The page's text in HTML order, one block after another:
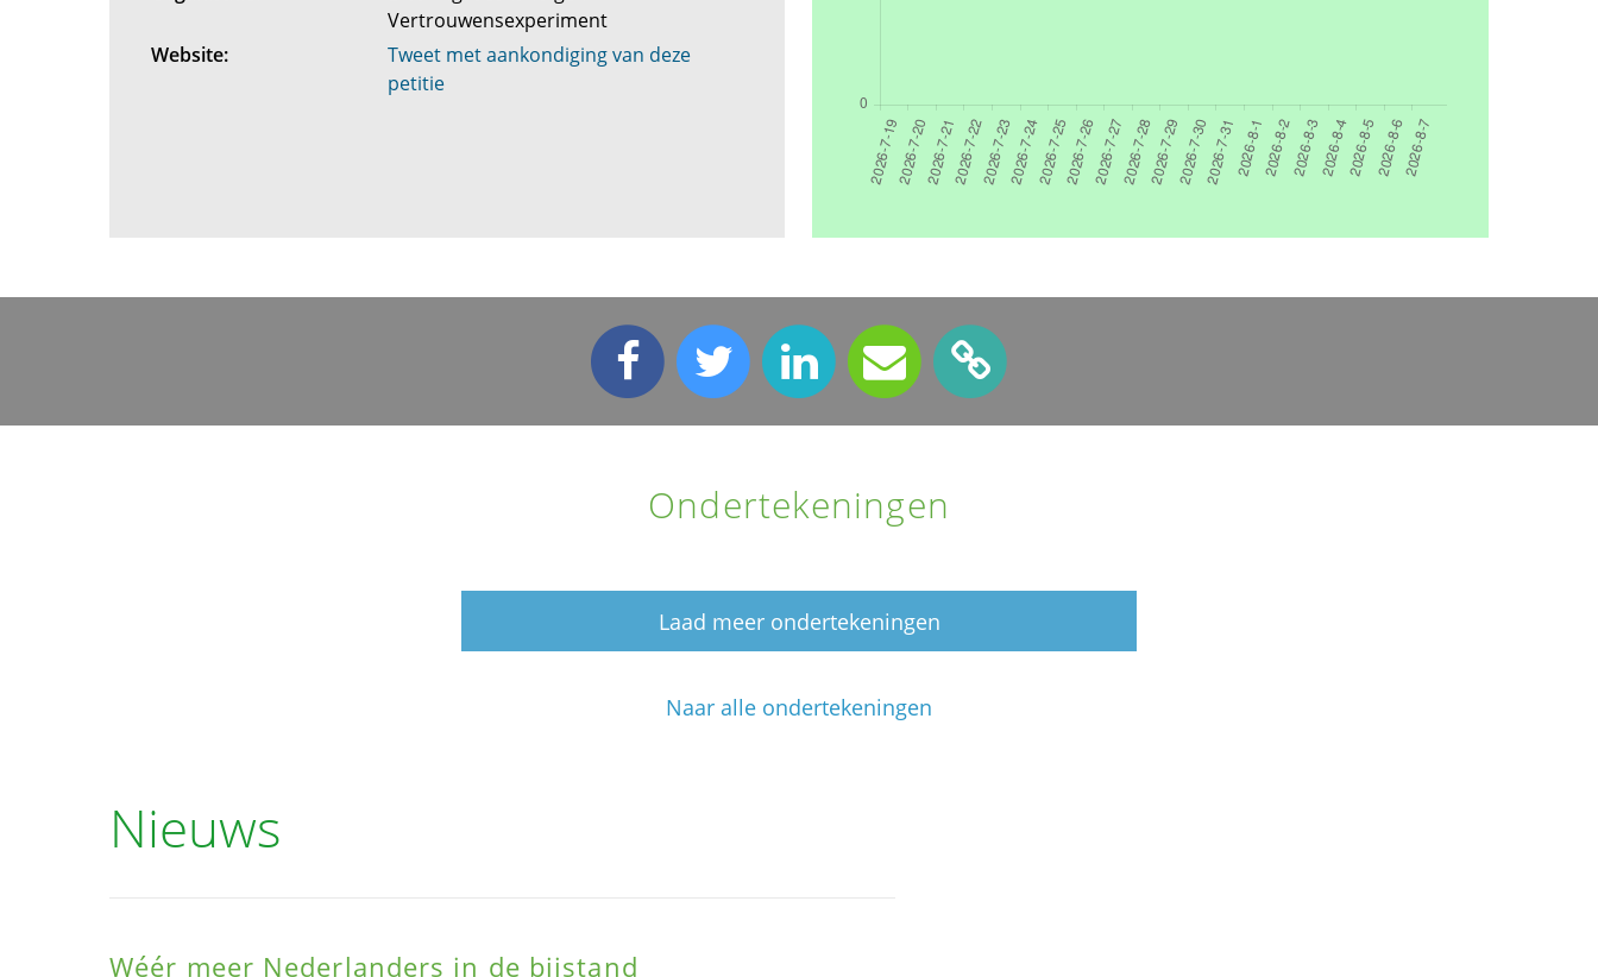
Vertrouwensexperiment
Website:
Tweet met aankondiging van deze
petitie
Ondertekeningen
Laad meer ondertekeningen
Naar alle ondertekeningen
Nieuws
Wéér meer Nederlanders in de bijstand